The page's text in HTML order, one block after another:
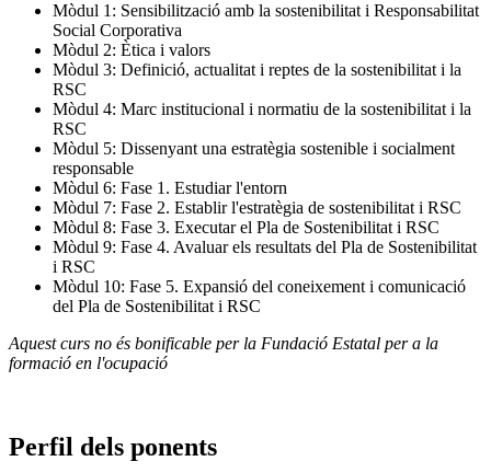
Mòdul 1: Sensibilització amb la sostenibilitat i Responsabilitat
Social Corporativa
Mòdul 2: Ètica i valors
Mòdul 3: Definició, actualitat i reptes de la sostenibilitat i la
RSC
Mòdul 4: Marc institucional i normatiu de la sostenibilitat i la
RSC
Mòdul 5: Dissenyant una estratègia sostenible i socialment
responsable
Mòdul 6: Fase 1. Estudiar l'entorn
Mòdul 7: Fase 2. Establir l'estratègia de sostenibilitat i RSC
Mòdul 8: Fase 3. Executar el Pla de Sostenibilitat i RSC
Mòdul 9: Fase 4. Avaluar els resultats del Pla de Sostenibilitat
i RSC
Mòdul 10: Fase 5. Expansió del coneixement i comunicació
del Pla de Sostenibilitat i RSC
Aquest curs no és bonificable per la Fundació Estatal per a la
formació en l'ocupació
Perfil dels ponents